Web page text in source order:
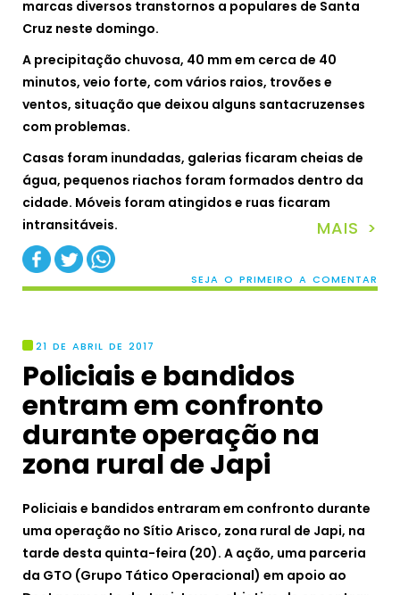
marcas diversos transtornos a populares de Santa
Cruz neste domingo.
A precipitação chuvosa, 40 mm em cerca de 40
minutos, veio forte, com vários raios, trovões e
ventos, situação que deixou alguns santacruzenses
com problemas.
Casas foram inundadas, galerias ficaram cheias de
água, pequenos riachos foram formados dentro da
cidade. Móveis foram atingidos e ruas ficaram
intransitáveis.
MAIS >
SEJA O PRIMEIRO A COMENTAR
21 DE ABRIL DE 2017
Policiais e bandidos
entram em confronto
durante operação na
zona rural de Japi
Policiais e bandidos entraram em confronto durante
uma operação no Sítio Arisco, zona rural de Japi, na
tarde desta quinta-feira (20). A ação, uma parceria
da GTO (Grupo Tático Operacional) em apoio ao